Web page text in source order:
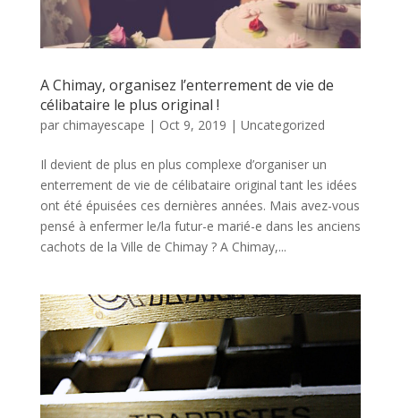
A Chimay, organisez l’enterrement de vie de
célibataire le plus original !
par chimayescape | Oct 9, 2019 | Uncategorized
Il devient de plus en plus complexe d’organiser un
enterrement de vie de célibataire original tant les idées
ont été épuisées ces dernières années. Mais avez-vous
pensé à enfermer le/la futur-e marié-e dans les anciens
cachots de la Ville de Chimay ? A Chimay,...